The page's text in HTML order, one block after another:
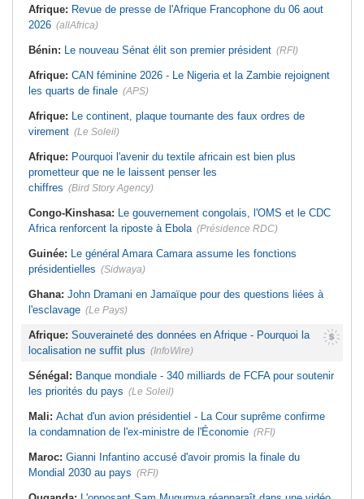
l'esclavage
Sénégal:Banque mondiale - 340
priorités du pays
La Cour suprême confirme la
condamnation de l'ex-ministre de
l'Économie
France la restitution du crâne de
Bokar Biro et de trois de ses
proches
policière contre le narcotrafic
Monde arabe au Caire
2026 - Le continent, entre ouverture
commerciale et défiance migratoire
Afrique: Revue de presse de l'Afrique Francophone du 06 aout
2026 (allAfrica)
Bénin: Le nouveau Sénat élit son premier président (RFI)
Afrique: CAN féminine 2026 - Le Nigeria et la Zambie rejoignent
les quarts de finale (APS)
Afrique: Le continent, plaque tournante des faux ordres de
virement (Le Soleil)
Afrique: Pourquoi l'avenir du textile africain est bien plus
prometteur que ne le laissent penser les
chiffres (Bird Story Agency)
Congo-Kinshasa: Le gouvernement congolais, l'OMS et le CDC
Africa renforcent la riposte à Ebola (Présidence RDC)
Guinée: Le général Amara Camara assume les fonctions
présidentielles (Sidwaya)
Ghana: John Dramani en Jamaïque pour des questions liées à
l'esclavage (Le Pays)
Afrique: Souveraineté des données en Afrique - Pourquoi la
localisation ne suffit plus (InfoWire)
Sénégal: Banque mondiale - 340 milliards de FCFA pour soutenir
les priorités du pays (Le Soleil)
Mali: Achat d'un avion présidentiel - La Cour suprême confirme
la condamnation de l'ex-ministre de l'Économie (RFI)
Maroc: Gianni Infantino accusé d'avoir promis la finale du
Mondial 2030 au pays (RFI)